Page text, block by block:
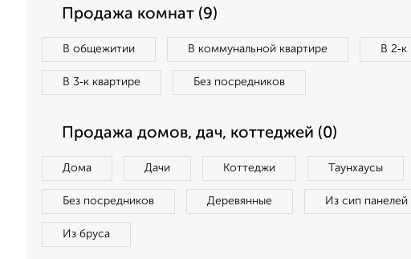
Продажа комнат (9)
В общежитии В коммунальной квартире В 2‑к
В 3‑к квартире Без посредников
Продажа домов, дач, коттеджей (0)
Дома Дачи Коттеджи Таунхаусы
Без посредников Деревянные Из сип панелей
Из бруса